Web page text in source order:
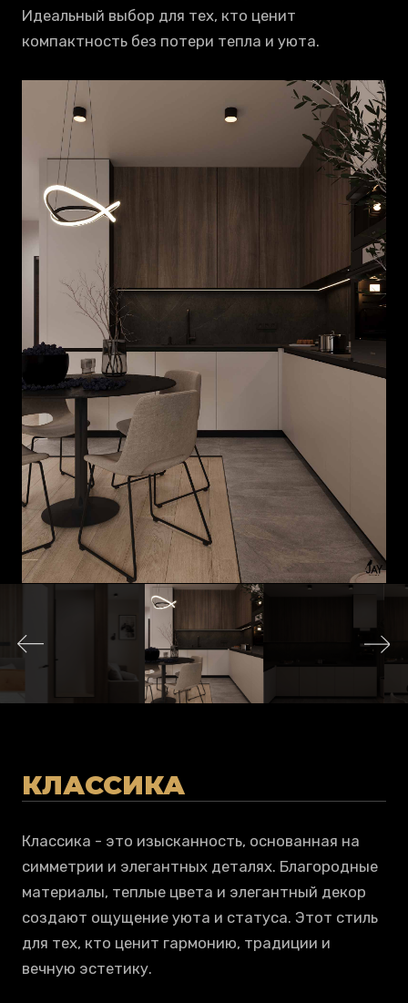
Идеальный выбор для тех, кто ценит
компактность без потери тепла и уюта.
КЛАССИКА
Классика - это изысканность, основанная на
симметрии и элегантных деталях. Благородные
материалы, теплые цвета и элегантный декор
создают ощущение уюта и статуса. Этот стиль
для тех, кто ценит гармонию, традиции и
вечную эстетику.